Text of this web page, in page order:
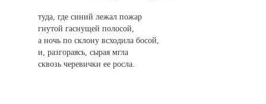
туда, где синий лежал пожар
гнутой гаснущей полосой,
а ночь по склону всходила босой,
и, разгораясь, сырая мгла
сквозь черевички ее росла.